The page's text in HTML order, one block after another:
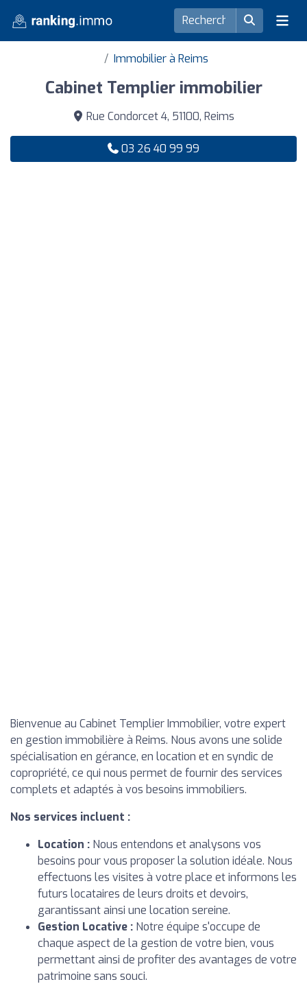
Immobilier à Reims
Cabinet Templier immobilier
Rue Condorcet 4, 51100, Reims
03 26 40 99 99
Bienvenue au Cabinet Templier Immobilier, votre expert
en gestion immobilière à Reims. Nous avons une solide
spécialisation en gérance, en location et en syndic de
copropriété, ce qui nous permet de fournir des services
complets et adaptés à vos besoins immobiliers.
Nos services incluent :
Location : Nous entendons et analysons vos
besoins pour vous proposer la solution idéale. Nous
effectuons les visites à votre place et informons les
futurs locataires de leurs droits et devoirs,
garantissant ainsi une location sereine.
Gestion Locative : Notre équipe s'occupe de
chaque aspect de la gestion de votre bien, vous
permettant ainsi de profiter des avantages de votre
patrimoine sans souci.